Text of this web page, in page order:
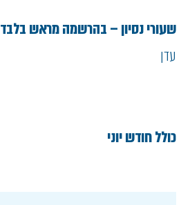
שעורי נסיון – בהרשמה מראש בלבד
עדן
כולל חודש יוני